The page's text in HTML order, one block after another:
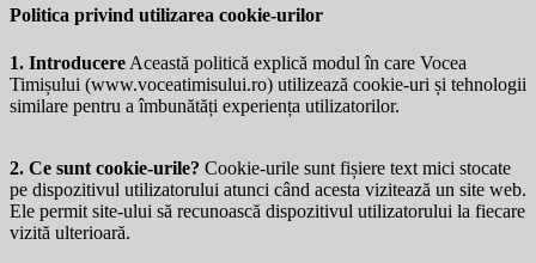
Politica privind utilizarea cookie-urilor
1. Introducere Această politică explică modul în care Vocea
Timișului (www.voceatimisului.ro) utilizează cookie-uri și tehnologii
similare pentru a îmbunătăți experiența utilizatorilor.
2. Ce sunt cookie-urile? Cookie-urile sunt fișiere text mici stocate
pe dispozitivul utilizatorului atunci când acesta vizitează un site web.
Ele permit site-ului să recunoască dispozitivul utilizatorului la fiecare
vizită ulterioară.